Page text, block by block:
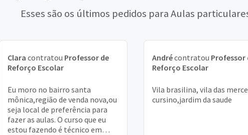
Esses são os últimos pedidos para Aulas
Clara contratou Professor de
Reforço Escolar
Eu moro no bairro santa
mônica,região de venda nova,ou
seja local de preferência para
fazer as aulas. O curso que eu
estou fazendo é técnico em
Andrécontratou Professor
Reforço Escolar
Vila brasilina, vila das
cursino,jardim da saude